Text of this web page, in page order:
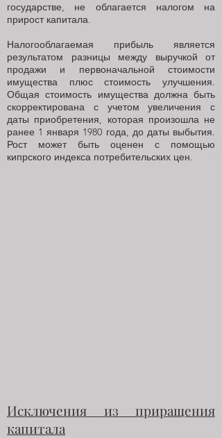
государстве, не облагается налогом на
прирост капитала.
Налогооблагаемая прибыль является
результатом разницы между выручкой от
продажи и первоначальной стоимости
имущества плюс стоимость улучшения.
Общая стоимость имущества должна быть
скорректирована с учетом увеличения с
даты приобретения, которая произошла не
ранее 1 января 1980 года, до даты выбытия.
Рост может быть оценен с помощью
кипрского индекса потребительских цен.
Исключения из приращения
капитала